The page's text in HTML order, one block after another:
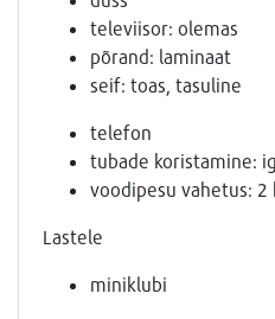
televiisor: olemas
põrand: laminaat
seif: toas, tasuline
telefon
tubade koristamine:
voodipesu vahetus: 2
Lastele
miniklubi